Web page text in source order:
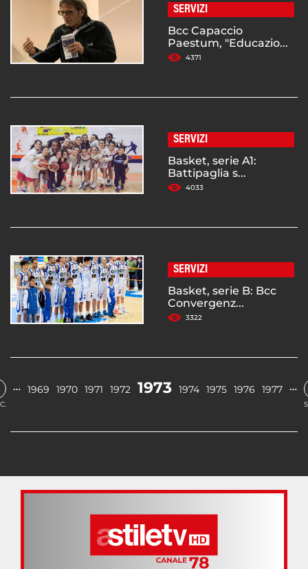
SERVIZI
Bcc Capaccio
Paestum, "Educazio...
4371
SERVIZI
Basket, serie A1:
Battipaglia s...
4033
SERVIZI
Basket, serie B: Bcc
Convergenz...
3322
… 1969 1970 1971 1972 1973 1974 1975 1976 1977 …